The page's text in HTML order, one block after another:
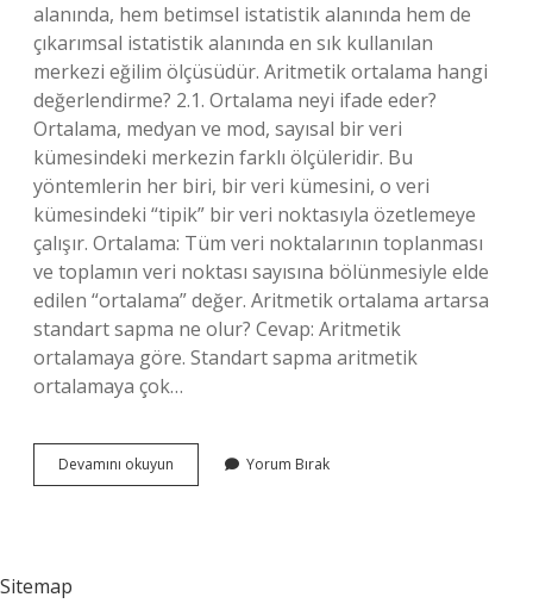
alanında, hem betimsel istatistik alanında hem de
çıkarımsal istatistik alanında en sık kullanılan
merkezi eğilim ölçüsüdür. Aritmetik ortalama hangi
değerlendirme? 2.1. Ortalama neyi ifade eder?
Ortalama, medyan ve mod, sayısal bir veri
kümesindeki merkezin farklı ölçüleridir. Bu
yöntemlerin her biri, bir veri kümesini, o veri
kümesindeki “tipik” bir veri noktasıyla özetlemeye
çalışır. Ortalama: Tüm veri noktalarının toplanması
ve toplamın veri noktası sayısına bölünmesiyle elde
edilen “ortalama” değer. Aritmetik ortalama artarsa
standart sapma ne olur? Cevap: Aritmetik
ortalamaya göre. Standart sapma aritmetik
ortalamaya çok…
Devamını okuyun Aritmetik
Ortalama
Yorum Bırak
Sitemap